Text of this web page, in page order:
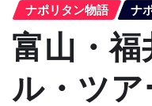
ナポリタン物語 ナ
富山・
ル・ツ